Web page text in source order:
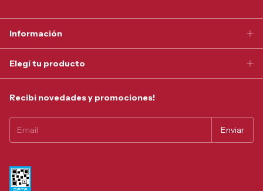
Información
Elegí tu producto
Recibi novedades y promociones!